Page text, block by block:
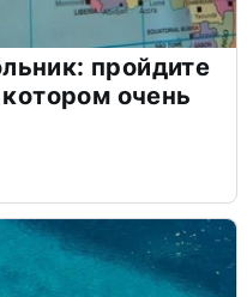
пройдите
очень